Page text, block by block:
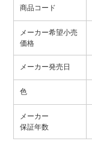
商品コード
メーカー希望小売
価格
メーカー発売日
色
メーカー
保証年数